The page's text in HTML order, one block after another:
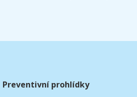
Preventivní prohlídky